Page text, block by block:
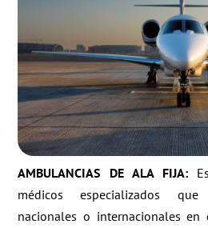
AMBULANCIAS DE ALA FIJA:
médicos especializados que
nacionales o internacionales en